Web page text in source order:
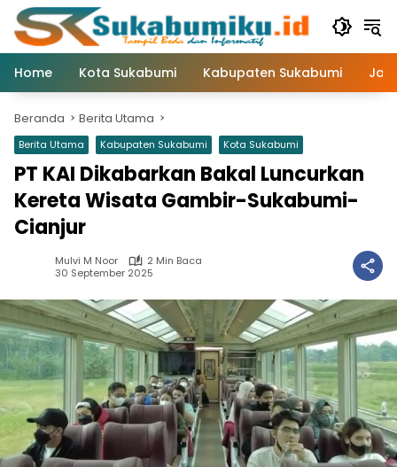
Langsung
konten
Home
Kota Sukabumi Kabupaten Sukabumi
Beranda Berita Utama
Berita Utama Kabupaten Sukabumi Kota Sukabumi
PT KAI Dikabarkan Bakal Luncurkan
Kereta Wisata Gambir-Sukabumi-
Cianjur
Mulvi M Noor
2 Min Baca
30 September 2025